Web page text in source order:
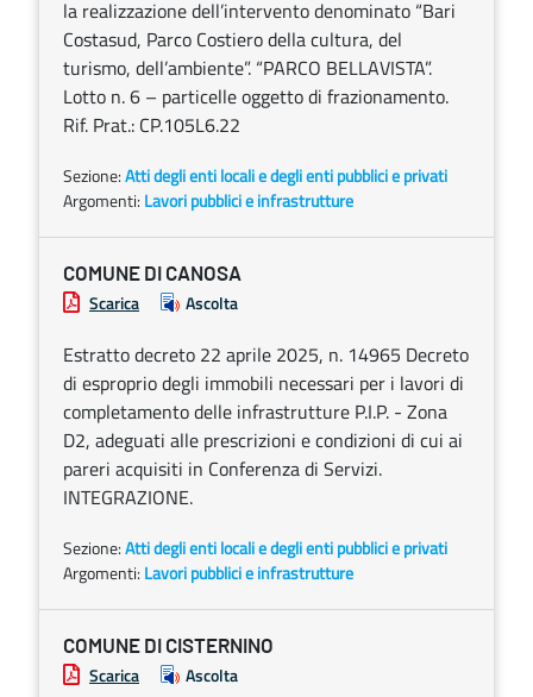
la realizzazione dell’intervento denominato “Bari
Costasud, Parco Costiero della cultura, del
turismo, dell’ambiente”. “PARCO BELLAVISTA”.
Lotto n. 6 – particelle oggetto di frazionamento.
Rif. Prat.: CP.105L6.22
Sezione:Atti degli enti locali e degli enti pubblici e privati
Argomenti: Lavori pubblici e infrastrutture
COMUNE DI CANOSA
Scarica Ascolta
Estratto decreto 22 aprile 2025, n. 14965 Decreto
di esproprio degli immobili necessari per i lavori di
completamento delle infrastrutture P.I.P. - Zona
D2, adeguati alle prescrizioni e condizioni di cui ai
pareri acquisiti in Conferenza di Servizi.
INTEGRAZIONE.
Sezione:Atti degli enti locali e degli enti pubblici e privati
Argomenti: Lavori pubblici e infrastrutture
COMUNE DI CISTERNINO
Scarica Ascolta